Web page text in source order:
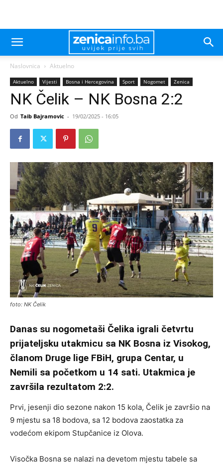
Naslovnica Aktuelno
Aktuelno Vijesti Bosna i Hercegovina Sport Nogomet Zenica
NK Čelik – NK Bosna 2:2
Od Taib Bajramovic - 19/02/2025 - 16:05
foto: NK Čelik
Danas su nogometaši Čelika igrali četvrtu
prijateljsku utakmicu sa NK Bosna iz Visokog,
članom Druge lige FBiH, grupa Centar, u
Nemili sa početkom u 14 sati. Utakmica je
završila rezultatom 2:2.
Prvi, jesenji dio sezone nakon 15 kola, Čelik je završio na
9 mjestu sa 18 bodova, sa 12 bodova zaostatka za
vodećom ekipom Stupčanice iz Olova.
Visočka Bosna se nalazi na devetom mjestu tabele sa